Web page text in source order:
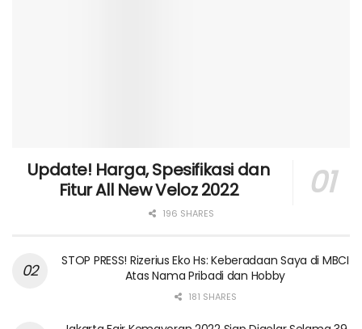
Update! Harga, Spesifikasi dan
Fitur All New Veloz 2022
196 SHARES
STOP PRESS! Rizerius Eko Hs: Keberadaan Saya di MBCI
Atas Nama Pribadi dan Hobby
181 SHARES